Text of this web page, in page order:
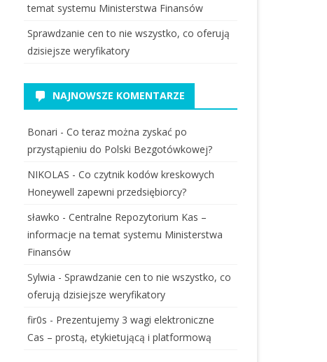
temat systemu Ministerstwa Finansów
Sprawdzanie cen to nie wszystko, co oferują
dzisiejsze weryfikatory
NAJNOWSZE KOMENTARZE
Bonari -Co teraz można zyskać po
przystąpieniu do Polski Bezgotówkowej?
NIKOLAS -Co czytnik kodów kreskowych
Honeywell zapewni przedsiębiorcy?
sławko -Centralne Repozytorium Kas –
informacje na temat systemu Ministerstwa
Finansów
Sylwia -Sprawdzanie cen to nie wszystko, co
oferują dzisiejsze weryfikatory
fir0s - Prezentujemy 3 wagi elektroniczne
Cas – prostą, etykietującą i platformową